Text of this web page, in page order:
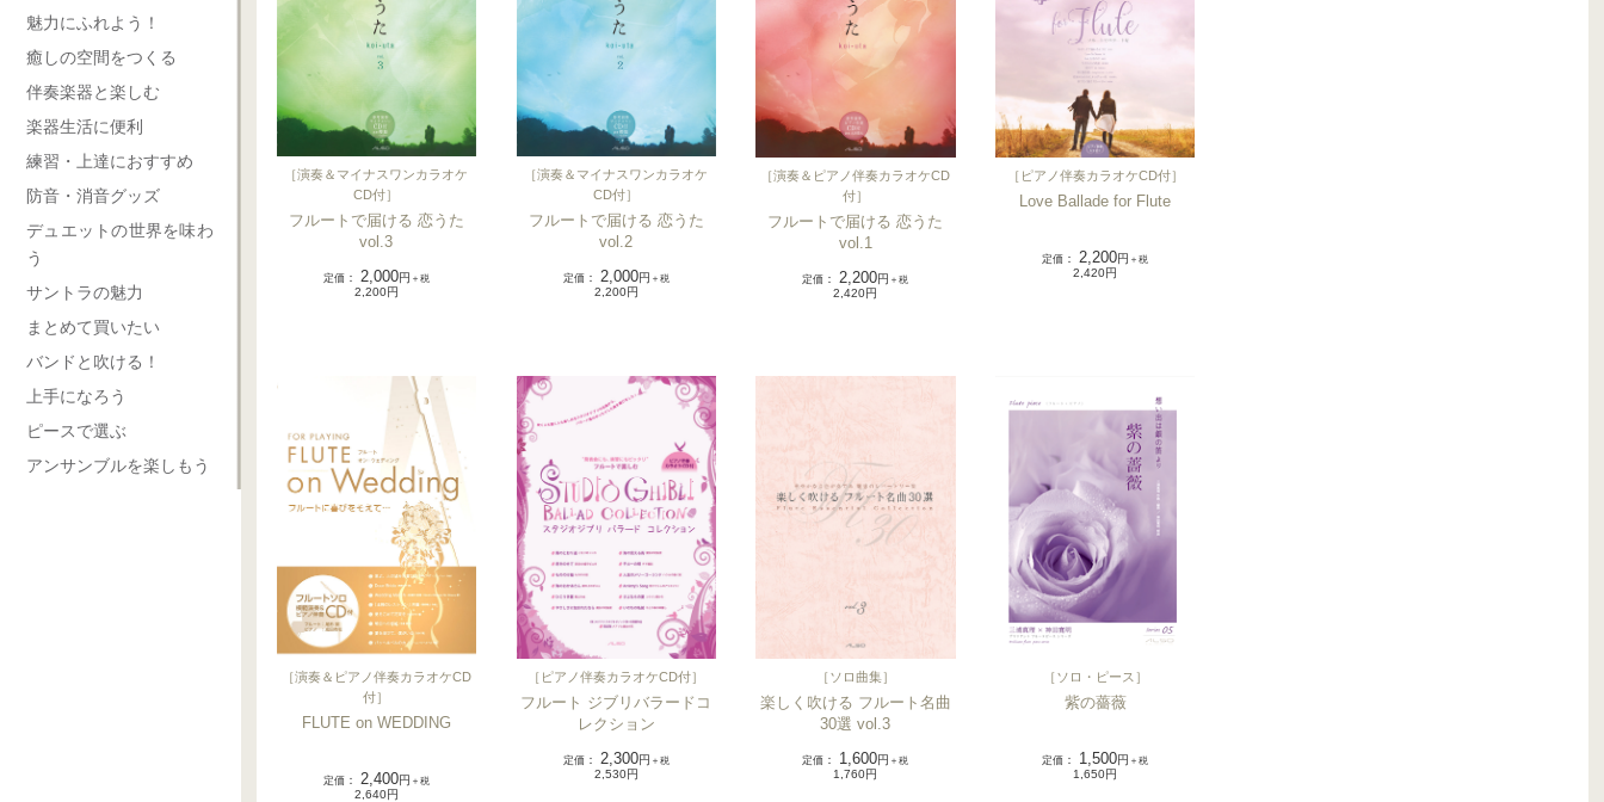
魅力にふれよう！
癒しの空間をつくる
伴奏楽器と楽しむ
楽器生活に便利
練習・上達におすすめ
防音・消音グッズ
デュエットの世界を味わ
う
サントラの魅力
まとめて買いたい
バンドと吹ける！
上手になろう
ピースで選ぶ
アンサンブルを楽しもう
［演奏＆マイナスワンカラオケ
CD付］
フルートで届ける 恋うた
vol.3
定価： 2,000円 ＋税
2,200円
［演奏＆マイナスワンカラオケ
CD付］
フルートで届ける 恋うた
vol.2
定価： 2,000円 ＋税
2,200円
［演奏＆ピアノ伴奏カラオケCD
付］
フルートで届ける 恋うた
vol.1
定価 ： 2,200円 ＋税
2,420円
［ ピアノ伴奏カラオケCD付］
Love Ballade for Flute
定価 ： 2,200円 ＋税
2,420円
［演奏＆ピアノ伴奏カラオケCD
付］
FLUTE on WEDDING
定価： 2,400円 ＋税
2,640円
［ ピアノ伴奏カラオケCD付］
フルート ジブリバラードコ
レクション
定価： 2,300円 ＋税
2,530円
［ソロ曲集］
楽しく吹ける フルート名曲
30選 vol.3
定価 ： 1,600円 ＋税
1,760円
［ソロ・ピース ］
紫の薔薇
定価 ： 1,500円 ＋税
1,650円